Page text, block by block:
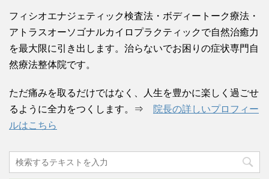
フィシオエナジェティック検査法・ボディートーク療法・
アトラスオーソゴナルカイロプラクティックで自然治癒力
を最大限に引き出します。治らないでお困りの症状専門自
然療法整体院です。
ただ痛みを取るだけではなく、人生を豊かに楽しく過ごせ
るように全力をつくします。⇒
院長の詳しいプロフィー
ルはこちら